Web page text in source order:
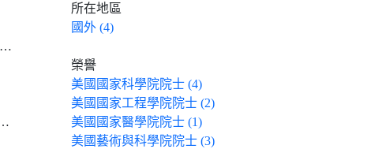
所在地區
國外 (4)
榮譽
美國國家科學院院士 (4)
美國國家工程學院院士 (2)
美國國家醫學院院士 (1)
美國藝術與科學院院士 (3)